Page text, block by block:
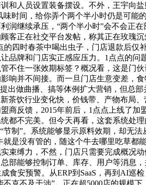
人员设置装备摆设。不外，王宇向
时间，给你弄个两个半小时仍是可
继续承压，“两个半小时”会不会正
客正在社交平台发帖，称其正在玫瑰
四时春茶中喝出虫子，门店退款后
品牌和门店实正感应压力。1点点的
不住一张效期标签？概况看，这是门
响并不间接。而一旦门店生意变差，
出做曲播、搞等体例扩大营销，但总
茶饮行业变化快，价钱带、产物布局
反馈，2015年前后，1点点上线了
不完美。但今天再看，这套系统处
制”。系统能够显示原料效期，却无
是没有管的，随这个牛去哪里吃草
缚力，不然，门店只需要完成概况
部能够控制订单、库存、用户等消息
安预警。从ERP到SaaS，再到AI巡
克不及干涉”。正在超5000店的规模